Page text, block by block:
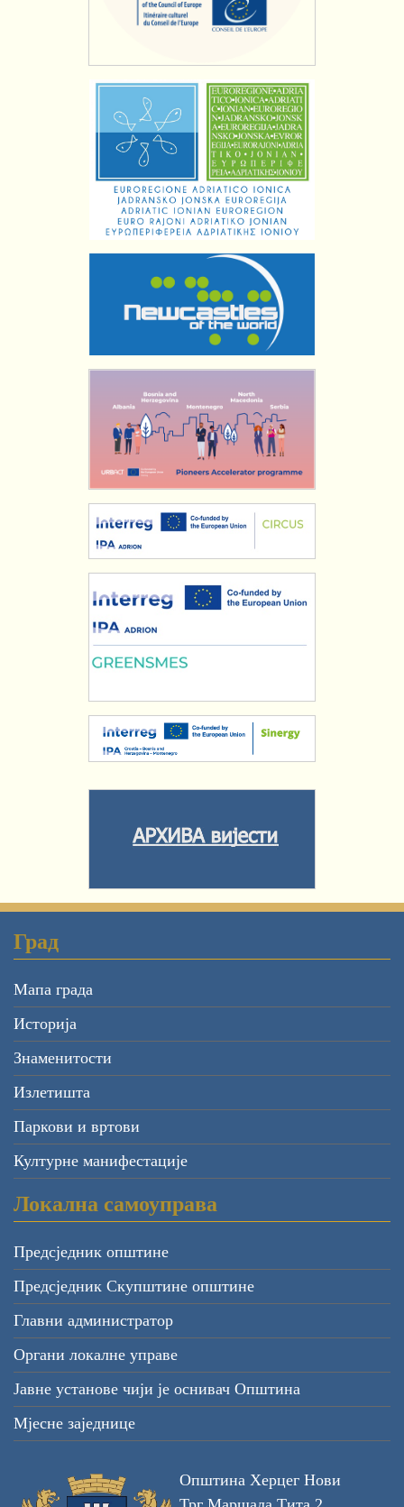
Град
Мапа града
Историја
Знаменитости
Излетишта
Паркови и вртови
Културне манифестације
Локална самоуправа
Предсједник општине
Предсједник Скупштине општине
Главни администратор
Органи локалне управе
Јавне установе чији је оснивач Општина
Мјесне заједнице
Општина Херцег Нови